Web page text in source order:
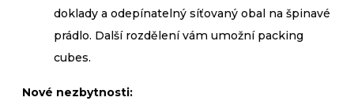
doklady a odepínatelný síťovaný obal na špinavé
prádlo. Další rozdělení vám umožní packing
cubes.
Nové nezbytnosti: